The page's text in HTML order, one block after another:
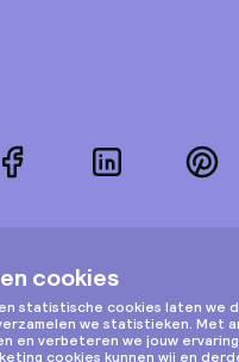
FacebookLinkedIn
Instagram